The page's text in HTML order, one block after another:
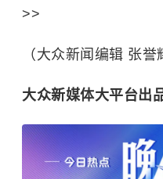
>>
（大众新闻编辑 张誉
大众新媒体大平台出